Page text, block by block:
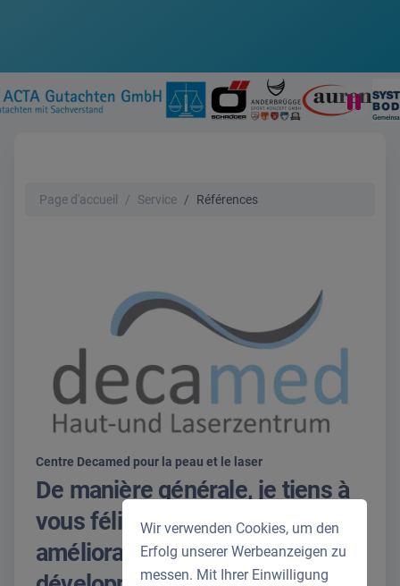
Page d'accueil Service Références
Centre Decamed pour la peau et le laser
De manière générale, je tiens à
vous féliciter pour les
améliorations et les
Wir verwenden Cookies, um den
Erfolg unserer Werbeanzeigen zu
messen. Mit Ihrer Einwilligung